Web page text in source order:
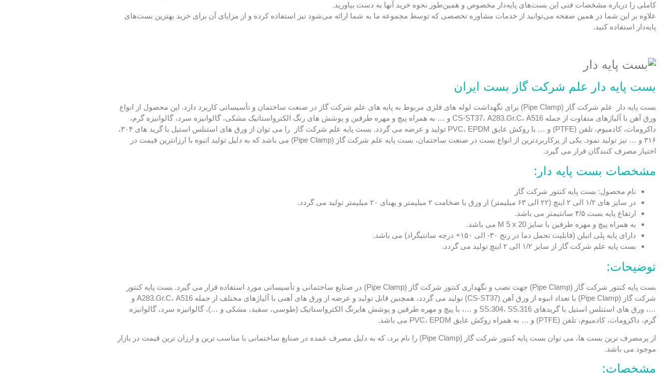
کاملی را درباره مشخصات فنی این بست‌های پایه‌دار مخصوص و همین‌طور نحوه خرید آنها به دست بیاورید.
علاوه بر این شما در همین صفحه می‌توانید از خدمات مشاوره تخصصی که توسط مجموعه ما به شما ارائه می‌شود نیز استفاده کرده و از مزایای آن برای خرید بهترین بست‌های
پایه‌دار استفاده کنید.
بست پایه دار علم شرکت گاز بست ایران
بست پایه دار علم شرکت گاز (Pipe Clamp) برای نگهداشت لوله های فلزی مربوط به پایه های علم شرکت گاز در صنعت ساختمان و تأسیساتی کاربرد دارد. این محصول از انواع
ورق آهن با آلیاژهای متفاوت از جمله CS-ST37، A283.Gr.C، A516 و … به همراه پیچ و مهره طرفین و پوشش های رنگ الکترواستاتیک مشکی، گالوانیزه سرد، گالوانیزه گرم،
داکرومات، کادمیوم، تلفن (PTFE) و … با روکش عایق PVC، EPDM تولید و عرضه می گردد. بست پایه علم شرکت گاز را می توان از ورق های استنلس استیل با گرید های ۳۰۴،
۳۱۶ و … نیز تولید نمود. یکی از پرکاربردترین از انواع بست در صنعت ساختمان، بست پایه علم شرکت گاز (Pipe Clamp) می باشد که به دلیل تولید انبوه با ارزانترین قیمت در
اختیار مصرف کنندگان قرار می گیرد.
مشخصات بست پایه دار:
نام محصول: بست پایه کنتور شرکت گاز
در سایز های ۱/۲ الی ۲ اینچ (۲۲ الی ۶۳ میلیمتر) از ورق با ضخامت ۲ میلیمتر و پهنای ۲۰ میلیمتر تولید می گردد.
ارتفاع پایه بست ۴/۵ سانتیمتر می باشد.
به همراه پیچ و مهره طرفین با سایز M 5 x 20 می باشد.
دارای پایه پلی اتیلن (قابلیت تحمل دما در رنج ۳۰- الی ۱۵۰+ درجه سانتیگراد) می باشد.
بست پایه علم شرکت گاز از سایز ۱/۲ الی ۲ اینچ تولید می گردد.
توضیحات:
بست پایه کنتور شرکت گاز (Pipe Clamp) جهت نصب و نگهداری کنتور شرکت گاز (Pipe Clamp) در صنایع ساختمانی و تأسیساتی مورد استفاده قرار می گیرد. بست پایه کنتور
شرکت گاز (Pipe Clamp) با تعداد انبوه از ورق آهن (CS-ST37) تولید می گردد، همچنین قابل تولید و عرضه از ورق های آهنی با آلیاژهای مختلف از جمله A283.Gr.C، A516 و
…، ورق های استنلس استیل با گریدهای SS.304، SS.316 و …، با پیچ و مهره طرفین و پوشش هایرنگ الکترواستاتیک (طوسی، سفید، مشکی و …)، گالوانیزه سرد، گالوانیزه
گرم، داکرومات، کادمیوم، تلفن (PTFE) و … به همراه روکش عایق PVC، EPDM می باشد.
از پرمصرف ترین بست ها، می توان بست پایه کنتور شرکت گاز (Pipe Clamp) را نام برد، که به دلیل مصرف عمده در صنایع ساختمانی با مناسب ترین و ارزان ترین قیمت در بازار
موجود می باشد.
مشخصات: